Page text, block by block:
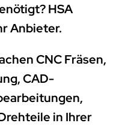
HSA
Anbieter.
CNC Fräsen,
CAD-
in Ihrer